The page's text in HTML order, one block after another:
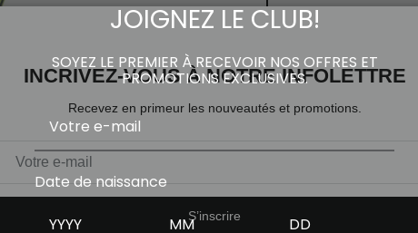
Appelez pour connêtre la
Location et retrait en
INCRIVEZ-VOUS À NOTRE INFOLETTRE
Recevez en primeur les nouveautés et promotions.
S’inscrire
JOIGNEZ LE CLUB!
SOYEZ LE PREMIER À RECEVOIR NOS OFFRES ET
PROMOTIONS EXCLUSIVES.
Date de naissance